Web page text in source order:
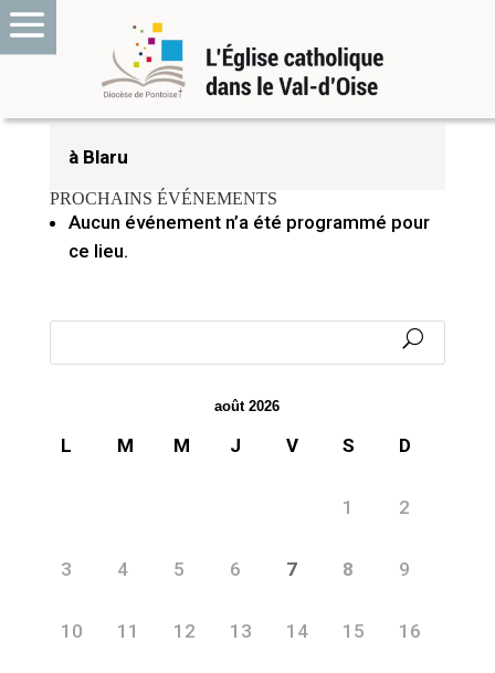
17 janvier 2022
à Blaru
PROCHAINS ÉVÉNEMENTS
Aucun événement n’a été programmé pour
ce lieu.
août 2026
L M M J V S D
1 2
3 4 5 6 7 8 9
10 11 12 13 14 15 16